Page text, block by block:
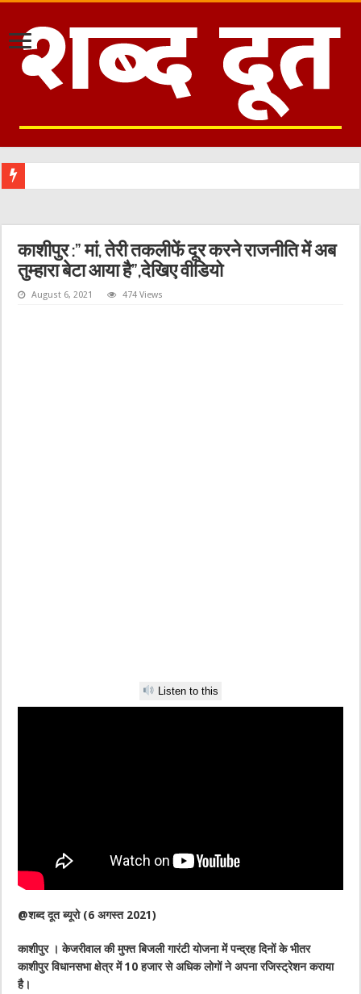
काशीपुर :” मां, तेरी तकलीफें दूर करने राजनीति में अब
तुम्हारा बेटा आया है”,देखिए वीडियो
August 6, 2021 474 Views
Listen to this
@शब्द दूत ब्यूरो (6 अगस्त 2021)
काशीपुर । केजरीवाल की मुफ्त बिजली गारंटी योजना में पन्द्रह दिनों के भीतर
काशीपुर विधानसभा क्षेत्र में 10 हजार से अधिक लोगों ने अपना रजिस्ट्रेशन कराया
है।